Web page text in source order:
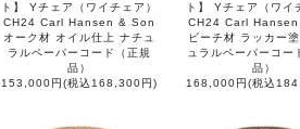
ト】 Yチェア（ワイチェア）
CH24 Carl Hansen & Son
オーク材 オイル仕上 ナチュ
ラルペーパーコード（正規
品）
153,000円(税込168,300円)
ト】 Yチェア（ワイ
CH24 Carl
ビーチ材 ラッカー
ュラルペーパーコー
品）
168,000円(税込